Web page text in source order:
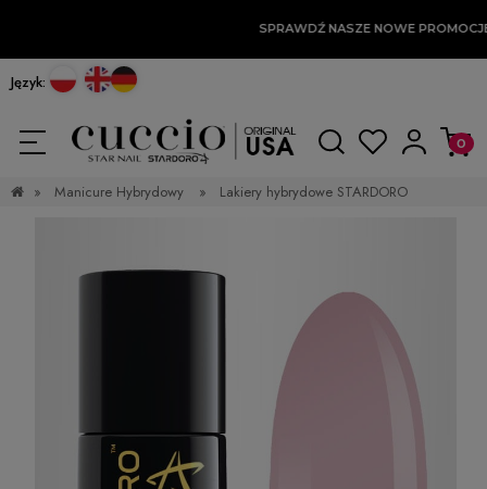
SPRAWDŹ NASZE NOWE
Język:
» Manicure Hybrydowy » Lakiery hybrydowe STARDORO